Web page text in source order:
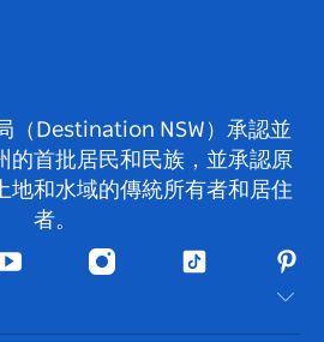
（Destination NSW）承認並
的首批居民和民族，並承認原
地和水域的傳統所有者和居住
者。
Youtube Instagram抖